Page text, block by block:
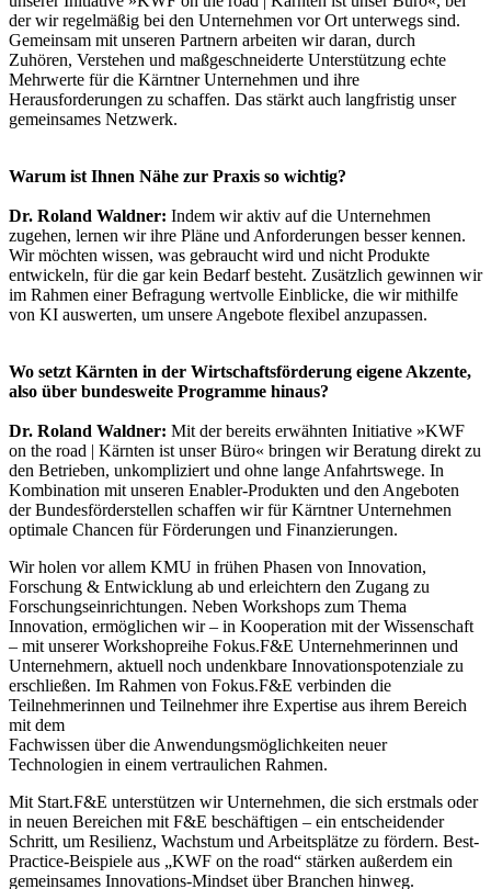
der wir regelmäßig bei den Unternehmen vor Ort unterwegs sind.
Gemeinsam mit unseren Partnern arbeiten wir daran, durch
Zuhören, Verstehen und maßgeschneiderte Unterstützung echte
Mehrwerte für die Kärntner Unternehmen und ihre
Herausforderungen zu schaffen. Das stärkt auch langfristig unser
gemeinsames Netzwerk.
Warum ist Ihnen Nähe zur Praxis so wichtig?
Dr. Roland Waldner: Indem wir aktiv auf die Unternehmen
zugehen, lernen wir ihre Pläne und Anforderungen besser kennen.
Wir möchten wissen, was gebraucht wird und nicht Produkte
entwickeln, für die gar kein Bedarf besteht. Zusätzlich gewinnen wir
im Rahmen einer Befragung wertvolle Einblicke, die wir mithilfe
von KI auswerten, um unsere Angebote flexibel anzupassen.
Wo setzt Kärnten in der Wirtschaftsförderung eigene Akzente,
also über bundesweite Programme hinaus?
Dr. Roland Waldner: Mit der bereits erwähnten Initiative »KWF
on the road | Kärnten ist unser Büro« bringen wir Beratung direkt zu
den Betrieben, unkompliziert und ohne lange Anfahrtswege. In
Kombination mit unseren Enabler-Produkten und den Angeboten
der Bundesförderstellen schaffen wir für Kärntner Unternehmen
optimale Chancen für Förderungen und Finanzierungen.
Wir holen vor allem KMU in frühen Phasen von Innovation,
Forschung & Entwicklung ab und erleichtern den Zugang zu
Forschungseinrichtungen. Neben Workshops zum Thema
Innovation, ermöglichen wir – in Kooperation mit der Wissenschaft
– mit unserer Workshopreihe Fokus.F&E Unternehmerinnen und
Unternehmern, aktuell noch undenkbare Innovationspotenziale zu
erschließen. Im Rahmen von Fokus.F&E verbinden die
Teilnehmerinnen und Teilnehmer ihre Expertise aus ihrem Bereich
mit dem
Fachwissen über die Anwendungsmöglichkeiten neuer
Technologien in einem vertraulichen Rahmen.
Mit Start.F&E unterstützen wir Unternehmen, die sich erstmals oder
in neuen Bereichen mit F&E beschäftigen – ein entscheidender
Schritt, um Resilienz, Wachstum und Arbeitsplätze zu fördern. Best-
Practice-Beispiele aus „KWF on the road“ stärken außerdem ein
gemeinsames Innovations-Mindset über Branchen hinweg.